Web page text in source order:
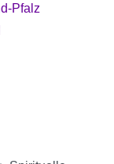
Pfalz